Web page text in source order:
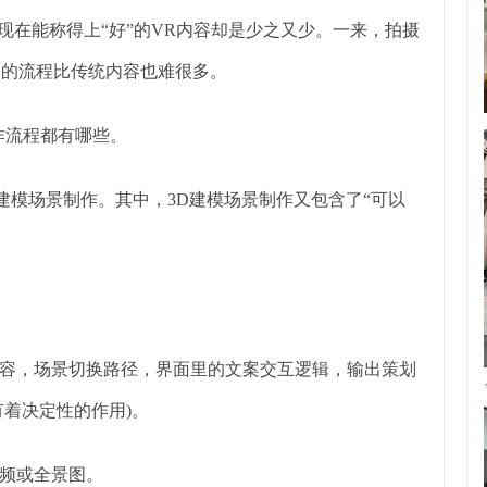
能称得上“好”的VR内容却是少之又少。一来，拍摄
流程比传统内容也难很多。
程都有哪些。
场景制作。其中，3D建模场景制作又包含了“可以
，场景切换路径，界面里的文案交互逻辑，输出策划
决定性的作用)。
或全景图。